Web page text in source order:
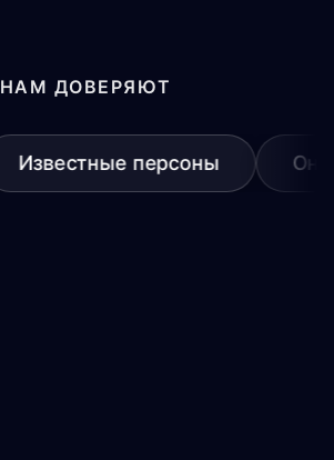
НАМ ДОВЕРЯЮТ
Известные персоны